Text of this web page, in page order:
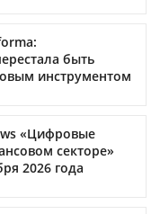
быть
инструментом
«Цифровые
секторе»
2026 года